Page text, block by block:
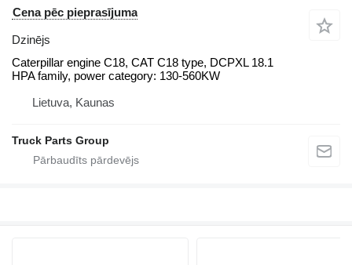
Cena pēc pieprasījuma
Dzinējs
Caterpillar engine C18, CAT C18 type, DCPXL 18.1
HPA family, power category: 130-560KW
Lietuva, Kaunas
Truck Parts Group